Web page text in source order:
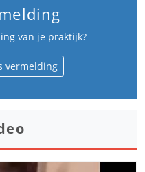
van je praktijk?
vermelding